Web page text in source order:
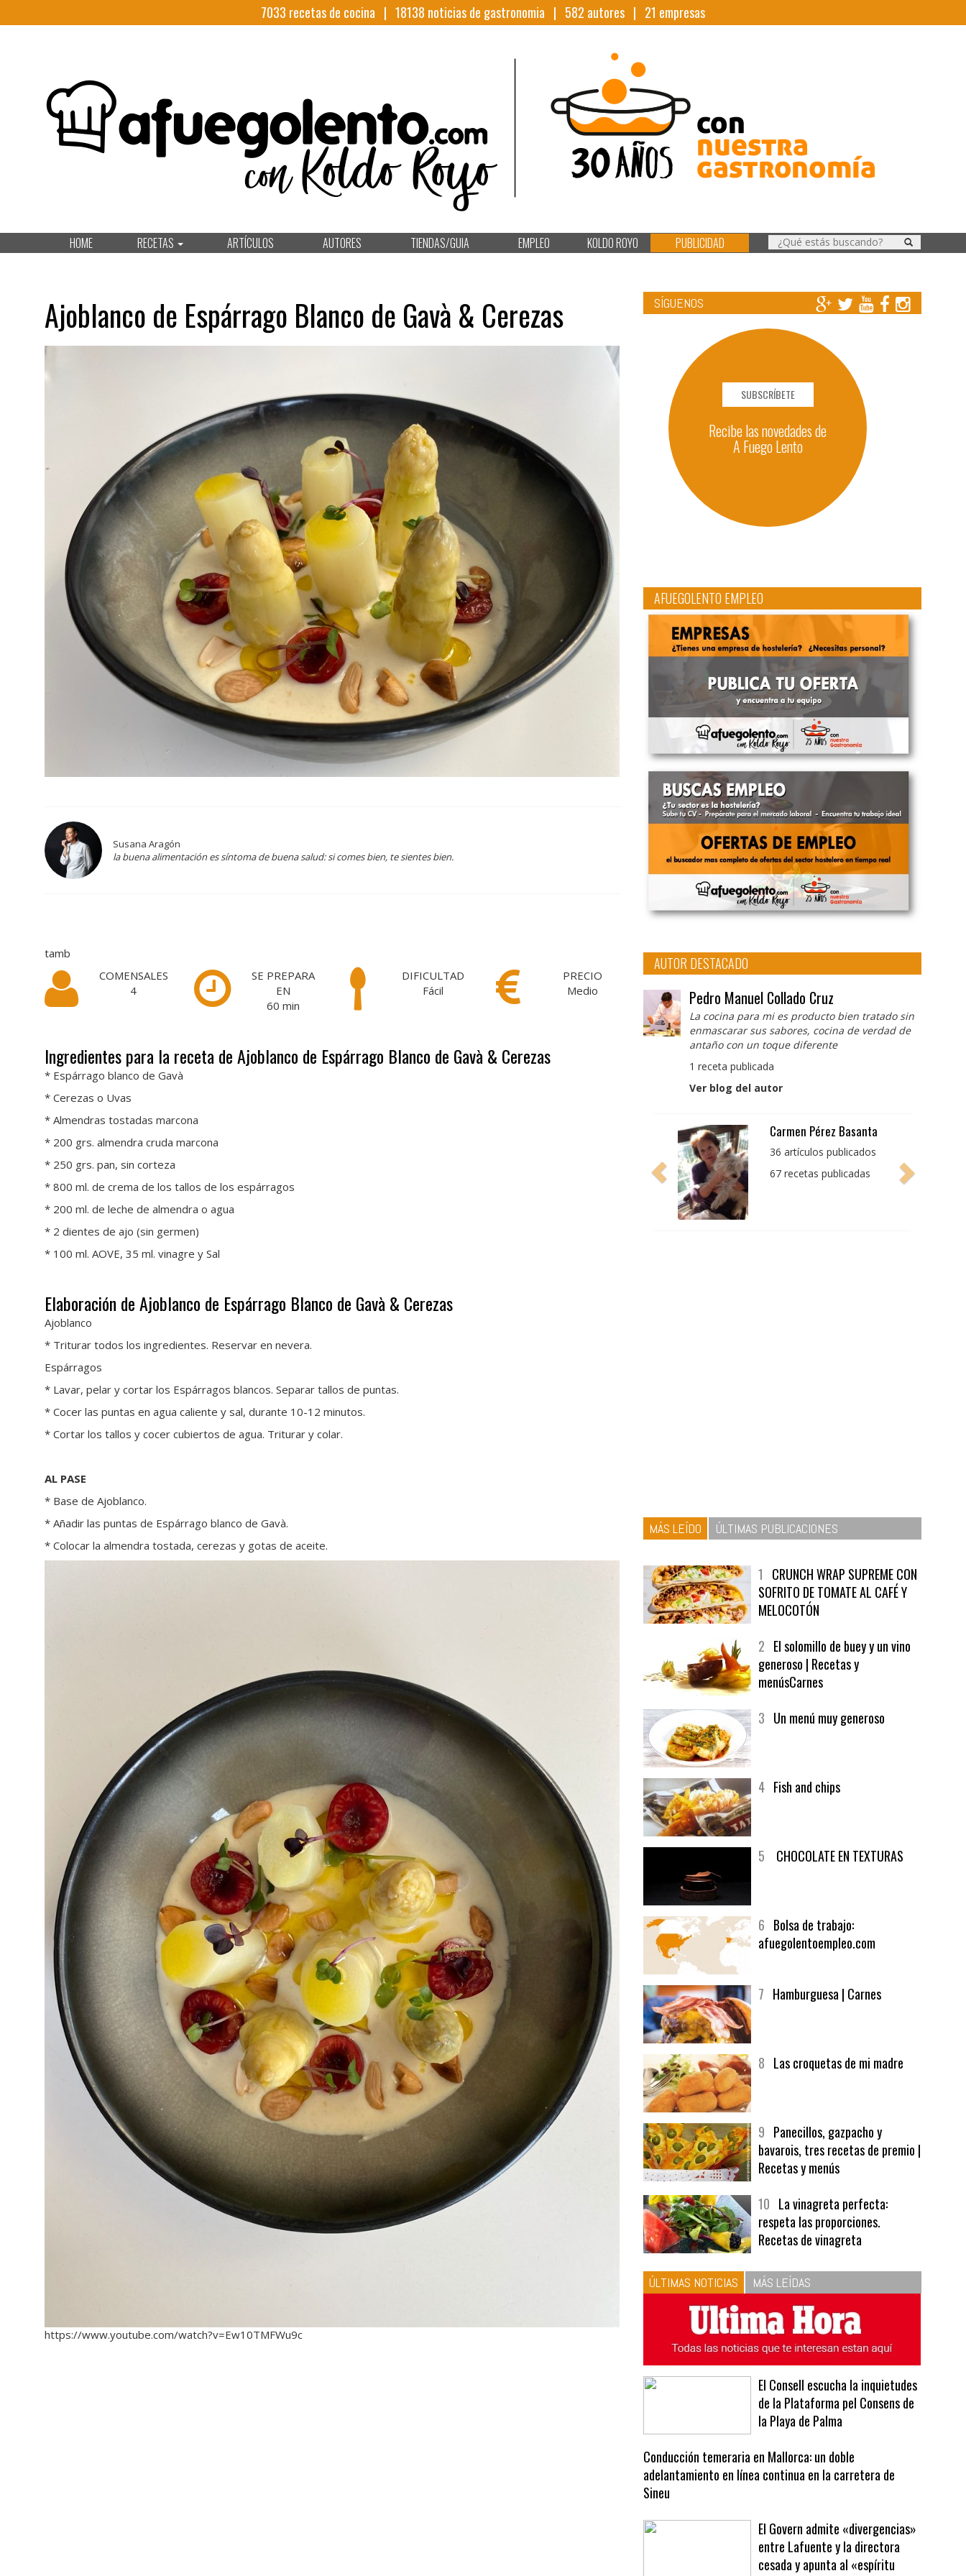
7033 recetas de cocina | 18138 noticias de gastronomia | 582 autores | 21 empresas
HOME RECETAS ARTÍCULOS AUTORES TIENDAS/GUIA EMPLEO KOLDO ROYO PUBLICIDAD
Ajoblanco de Espárrago Blanco de Gavà & Cerezas
Susana Aragón
la buena alimentación es síntoma de buena salud: si comes bien, te sientes bien.
tamb
COMENSALES
4
SE PREPARA
EN
60 min
DIFICULTAD
Fácil
PRECIO
Medio
Ingredientes para la receta de Ajoblanco de Espárrago Blanco de Gavà & Cerezas
* Espárrago blanco de Gavà
* Cerezas o Uvas
* Almendras tostadas marcona
* 200 grs. almendra cruda marcona
* 250 grs. pan, sin corteza
* 800 ml. de crema de los tallos de los espárragos
* 200 ml. de leche de almendra o agua
* 2 dientes de ajo (sin germen)
* 100 ml. AOVE, 35 ml. vinagre y Sal
Elaboración de Ajoblanco de Espárrago Blanco de Gavà & Cerezas
Ajoblanco
* Triturar todos los ingredientes. Reservar en nevera.
Espárragos
* Lavar, pelar y cortar los Espárragos blancos. Separar tallos de puntas.
* Cocer las puntas en agua caliente y sal, durante 10-12 minutos.
* Cortar los tallos y cocer cubiertos de agua. Triturar y colar.
AL PASE
* Base de Ajoblanco.
* Añadir las puntas de Espárrago blanco de Gavà.
* Colocar la almendra tostada, cerezas y gotas de aceite.
https://www.youtube.com/watch?v=Ew10TMFWu9c
SÍGUENOS
SUBSCRÍBETE
Recibe las novedades de
A Fuego Lento
AFUEGOLENTO EMPLEO
AUTOR DESTACADO
Pedro Manuel Collado Cruz
La cocina para mi es producto bien tratado sin
enmascarar sus sabores, cocina de verdad de
antaño con un toque diferente
1 receta publicada
Ver blog del autor
Carmen Pérez Basanta
36 artículos publicados
67 recetas publicadas
MÁS LEÍDO ÚLTIMAS PUBLICACIONES
1 CRUNCH WRAP SUPREME CON
SOFRITO DE TOMATE AL CAFÉ Y
MELOCOTÓN
2 El solomillo de buey y un vino
generoso | Recetas y
menúsCarnes
3 Un menú muy generoso
4 Fish and chips
5 CHOCOLATE EN TEXTURAS
6 Bolsa de trabajo:
afuegolentoempleo.com
7 Hamburguesa | Carnes
8 Las croquetas de mi madre
9 Panecillos, gazpacho y
bavarois, tres recetas de premio |
Recetas y menús
10 La vinagreta perfecta:
respeta las proporciones.
Recetas de vinagreta
ÚLTIMAS NOTICIAS MÁS LEÍDAS
El Consell escucha la inquietudes
de la Plataforma pel Consens de
la Playa de Palma
Conducción temeraria en Mallorca: un doble
adelantamiento en línea continua en la carretera de
Sineu
El Govern admite «divergencias»
entre Lafuente y la directora
cesada y apunta al «espíritu